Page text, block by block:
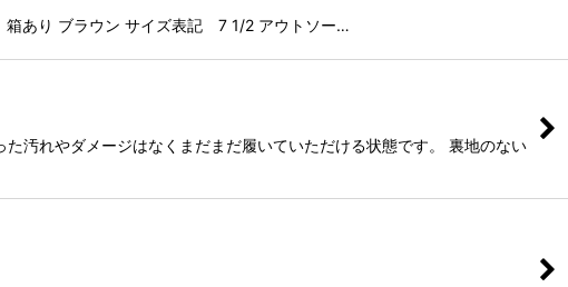
箱あり ブラウン サイズ表記 7 1/2 アウトソー…
汚れやダメージはなくまだまだ履いていただける状態です。 裏地のない